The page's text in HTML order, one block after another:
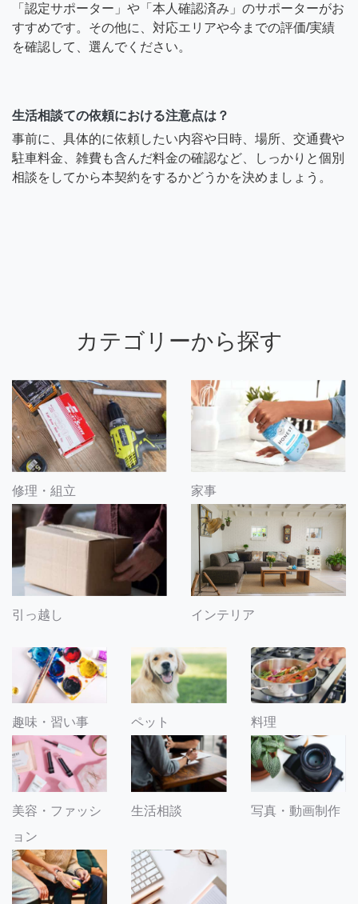
「認定サポーター」や「本人確認済み」のサポーターがお
すすめです。その他に、対応エリアや今までの評価/実績
を確認して、選んでください。
生活相談ての依頼における注意点は？
事前に、具体的に依頼したい内容や日時、場所、交通費や
駐車料金、雑費も含んだ料金の確認など、しっかりと個別
相談をしてから本契約をするかどうかを決めましょう。
カテゴリーから探す
修理・組立 家事
引っ越し インテリア
趣味・習い事 ペット 料理
美容・ファッシ
ョン
生活相談 写真・動画制作